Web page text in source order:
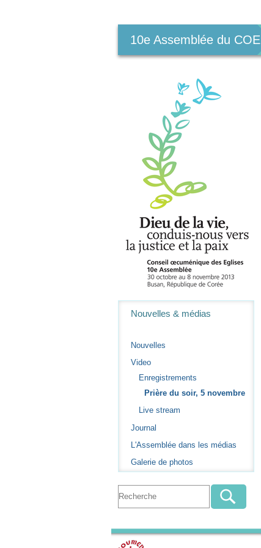
10e Assemblée du COE
Nouvelles & médias
Nouvelles
Video
Enregistrements
Prière du soir, 5 novembre
Live stream
Journal
L'Assemblée dans les médias
Galerie de photos